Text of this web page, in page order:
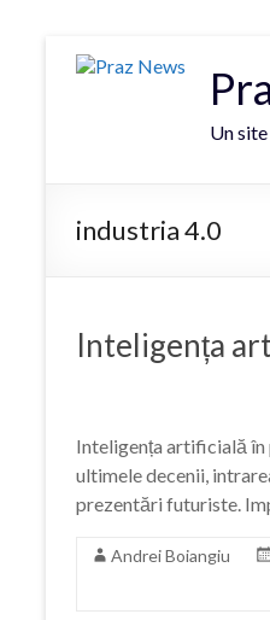
Un
industria 4.0
Inteligența
Inteligența artificială în
ultimele decenii,
prezentări futuriste.
Andrei Boiangiu